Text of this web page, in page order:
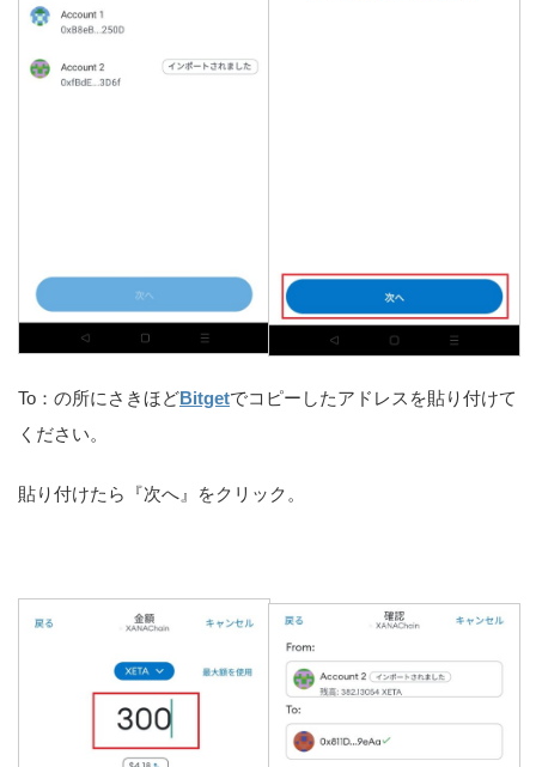
To：の所にさきほどBitgetでコピーしたアドレスを貼り付けて
ください。
貼り付けたら『次へ』をクリック。